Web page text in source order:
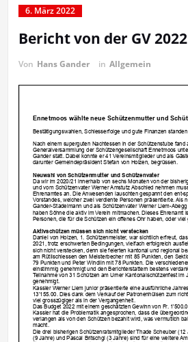
6. März 2022
Bericht von der GV 2022
Von Hans Gander in Allgemein